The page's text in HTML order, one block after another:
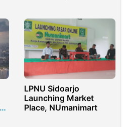
LPNU Sidoarjo
Launching Market
Place, NUmanimart